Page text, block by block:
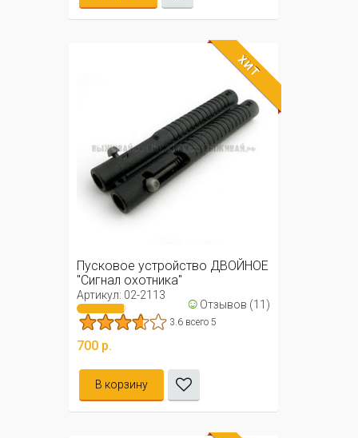
ХИТ
Пусковое устройство ДВОЙНОЕ
"Сигнал охотника"
Артикул: 02-2113 ☺ Отзывов (11)
3.6 всего 5
700 р.
В корзину